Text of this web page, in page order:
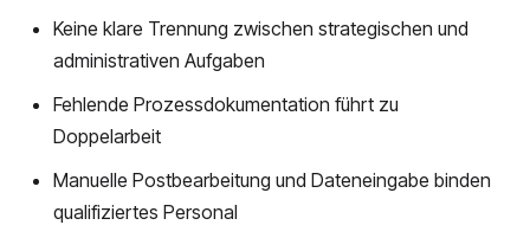
Keine klare Trennung zwischen strategischen und
administrativen Aufgaben
Fehlende Prozessdokumentation führt zu
Doppelarbeit
Manuelle Postbearbeitung und Dateneingabe binden
qualifiziertes Personal